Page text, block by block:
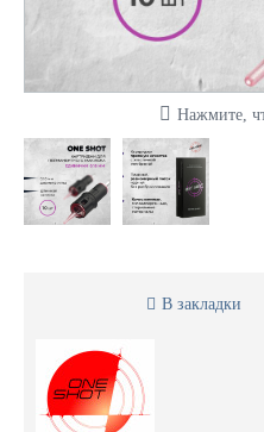
Нажмите,
В закладки